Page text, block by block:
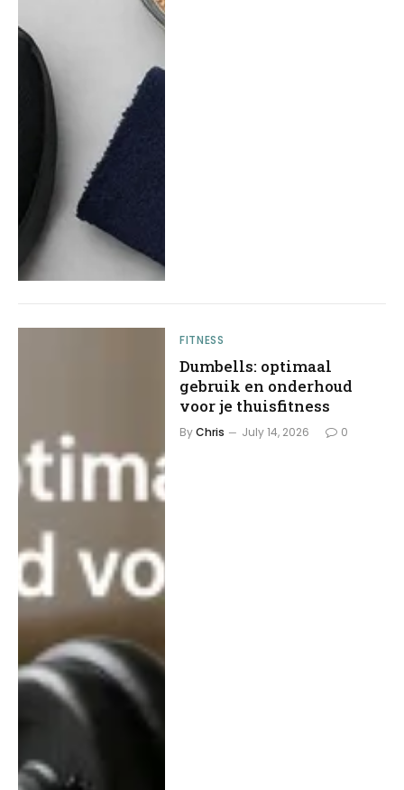
FITNESS
Dumbells: optimaal
gebruik en onderhoud
voor je thuisfitness
ByChris July 14, 2026 0